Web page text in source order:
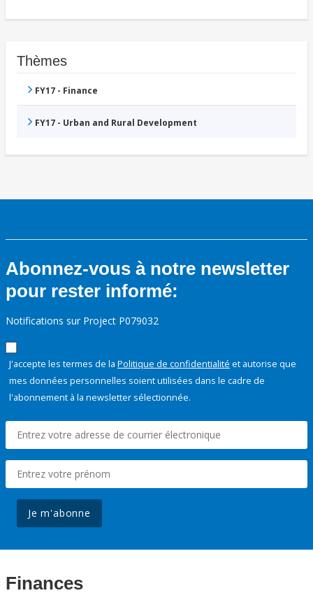
Thèmes
FY17 - Finance
FY17 - Urban and Rural Development
Abonnez-vous à notre newsletter
pour rester informé:
Notifications sur Project P079032
J'accepte les termes de la Politique de confidentialité et autorise que
mes données personnelles soient utilisées dans le cadre de
l'abonnement à la newsletter sélectionnée.
Je m'abonne
Finances